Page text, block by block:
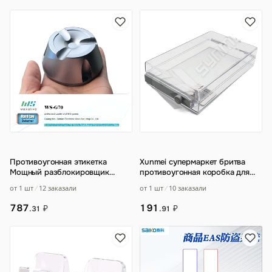
Противоугонная этикетка
Мощный разблокировщик
Противоугонный сбор
от 1 шт 12 заказали
787.31 ₽
Xunmei супермаркет бритва
противоугонная коробка для
коробка прозра…
от 1 шт 10 заказали
191 .91 ₽